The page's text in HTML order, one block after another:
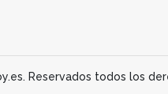
Reservados todos los